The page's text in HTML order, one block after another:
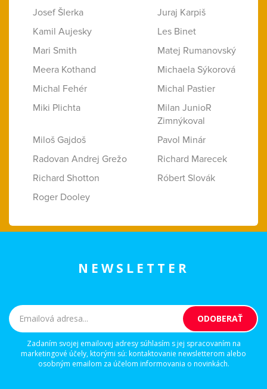
Josef Šlerka
Juraj Karpiš
Kamil Aujesky
Les Binet
Mari Smith
Matej Rumanovský
Meera Kothand
Michaela Sýkorová
Michal Fehér
Michal Pastier
Miki Plichta
Milan JunioR
Zimnýkoval
Miloš Gajdoš
Pavol Minár
Radovan Andrej Grežo
Richard Marecek
Richard Shotton
Róbert Slovák
Roger Dooley
NEWSLETTER
Zadaním svojej emailovej adresy súhlasím s jej spracovaním na
marketingové účely, ktorými sú: kontaktovanie newsletterom alebo
osobným emailom za účelom informovania o novinkách.